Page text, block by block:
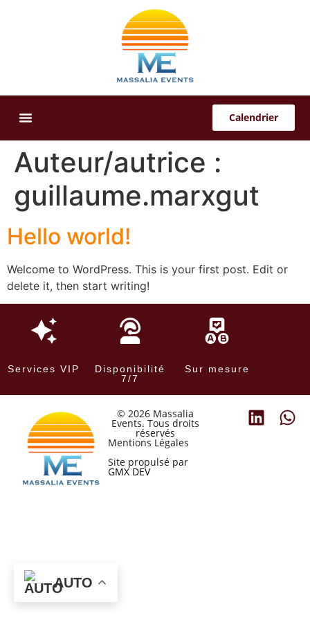
Calendrier
Auteur/autrice :
guillaume.marxgut
Hello world!
Welcome to WordPress. This is your first post. Edit or
delete it, then start writing!
Services VIP
Disponibilité
7/7
Sur mesure
© 2026 Massalia
Events. Tous droits
réservés
Mentions Légales
Site propulsé par
GMX DEV
AUTO